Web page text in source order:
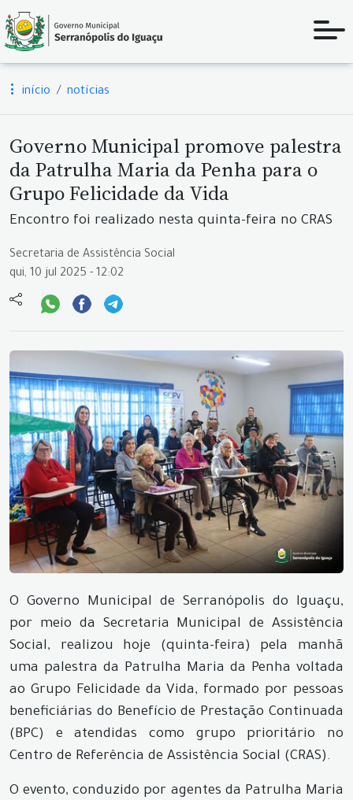
início notícias
Governo Municipal promove palestra
da Patrulha Maria da Penha para o
Grupo Felicidade da Vida
Encontro foi realizado nesta quinta-feira no CRAS
Secretaria de Assistência Social
qui, 10 jul 2025 - 12:02
O Governo Municipal de Serranópolis do Iguaçu,
por meio da Secretaria Municipal de Assistência
Social, realizou hoje (quinta-feira) pela manhã
uma palestra da Patrulha Maria da Penha voltada
ao Grupo Felicidade da Vida, formado por pessoas
beneficiárias do Benefício de Prestação Continuada
(BPC) e atendidas como grupo prioritário no
Centro de Referência de Assistência Social (CRAS).
O evento, conduzido por agentes da Patrulha Maria